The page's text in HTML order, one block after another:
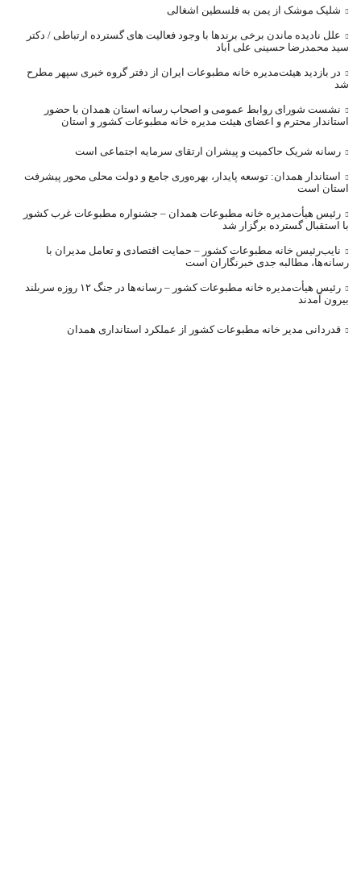
شلیک موشک از یمن به فلسطین اشغالی
علل نادیده ماندن برخی برندها با وجود فعالیت های گسترده ارتباطی / دکتر
سید محمدرضا حسینی علی آباد
در بازدید هیئت‌مدیره خانه مطبوعات ایران از دفتر گروه خبری سپهر مطرح
شد
نشست شورای روابط عمومی و اصحاب رسانه استان همدان با حضور
استاندار محترم و اعضای هیئت مدیره خانه مطبوعات کشور و استان
رسانه شریک حاکمیت و پیشران ارتقای سرمایه اجتماعی است
استاندار همدان: توسعه پایدار، بهره‌وری جامع و دولت محلی محور پیشرفت
استان است
رئیس هیأت‌مدیره خانه مطبوعات همدان – جشنواره مطبوعات غرب کشور
با استقبال گسترده برگزار شد
نایب‌رئیس خانه مطبوعات کشور – حمایت اقتصادی و تعامل مدیران با
رسانه‌ها، مطالبه جدی خبرنگاران است
رئیس هیأت‌مدیره خانه مطبوعات کشور – رسانه‌ها در جنگ ۱۲ روزه سربلند
بیرون آمدند
قدردانی مدیر خانه مطبوعات کشور از عملکرد استانداری همدان